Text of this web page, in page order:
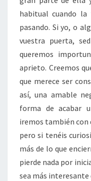
habitual cuando
pasando. Si yo, o
vuestra puerta,
queremos
aprieto. Creemos
que merece ser
así, una amable
forma de acabar
iremos también con
pero si tenéis
más de lo que
pierde nada por
sea más interesante